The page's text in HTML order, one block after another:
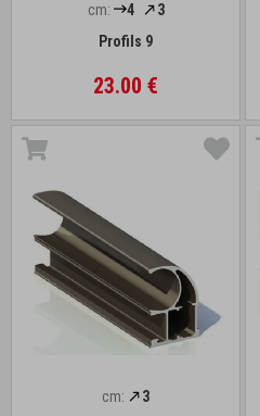
cm: 4
3
Profils 9
23.00 €
cm:
3